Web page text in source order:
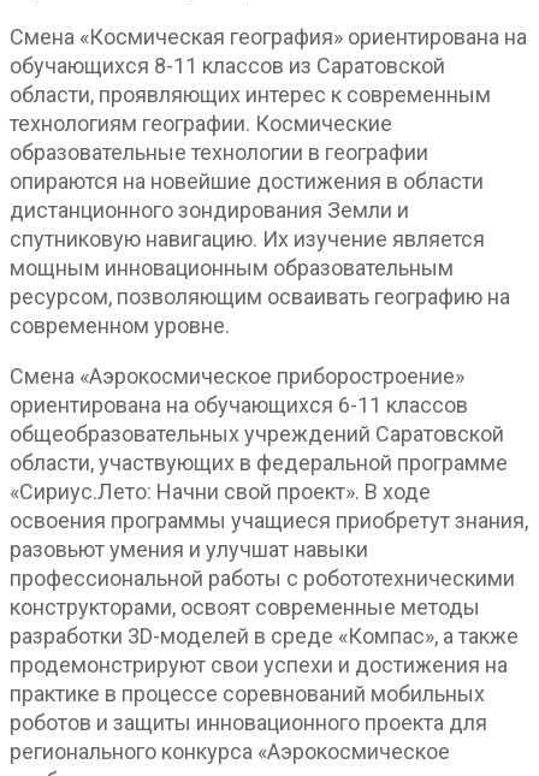
Смена «Космическая география» ориентирована на
обучающихся 8-11 классов из Саратовской
области, проявляющих интерес к современным
технологиям географии. Космические
образовательные технологии в географии
опираются на новейшие достижения в области
дистанционного зондирования Земли и
спутниковую навигацию. Их изучение является
мощным инновационным образовательным
ресурсом, позволяющим осваивать географию на
современном уровне.
Смена «Аэрокосмическое приборостроение»
ориентирована на обучающихся 6-11 классов
общеобразовательных учреждений Саратовской
области, участвующих в федеральной программе
«Сириус.Лето: Начни свой проект». В ходе
освоения программы учащиеся приобретут знания,
разовьют умения и улучшат навыки
профессиональной работы с робототехническими
конструкторами, освоят современные методы
разработки 3D-моделей в среде «Компас», а также
продемонстрируют свои успехи и достижения на
практике в процессе соревнований мобильных
роботов и защиты инновационного проекта для
регионального конкурса «Аэрокосмическое